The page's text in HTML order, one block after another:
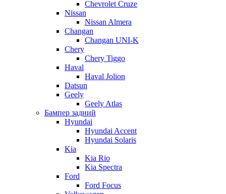
Chevrolet Cruze
Nissan
Nissan Almera
Changan
Changan UNI-K
Chery
Chery Tiggo
Haval
Haval Jolion
Datsun
Geely
Geely Atlas
Бампер задний
Hyundai
Hyundai Accent
Hyundai Solaris
Kia
Kia Rio
Kia Spectra
Ford
Ford Focus